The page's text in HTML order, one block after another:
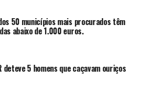
50 municípios mais procurados têm
abaixo de 1.000 euros.
deteve 5 homens que caçavam ouriços